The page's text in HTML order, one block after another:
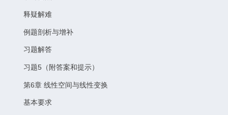
释疑解难
例题剖析与增补
习题解答
习题5（附答案和提示）
第6章 线性空间与线性变换
基本要求